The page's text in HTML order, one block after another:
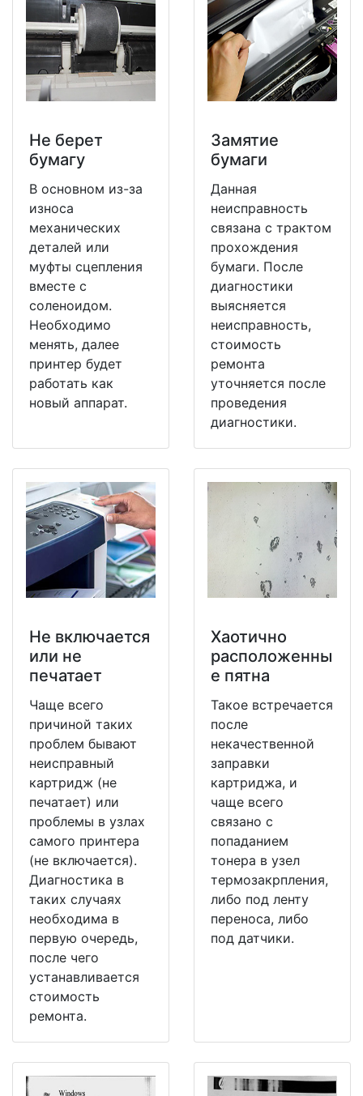
Не берет
бумагу
В основном из-за
износа
механических
деталей или
муфты сцепления
вместе с
соленоидом.
Необходимо
менять, далее
принтер будет
работать как
новый аппарат.
Замятие
бумаги
Данная
неисправность
связана с трактом
прохождения
бумаги. После
диагностики
выясняется
неисправность,
стоимость
ремонта
уточняется после
проведения
диагностики.
Не включается
или не
печатает
Чаще всего
причиной таких
проблем бывают
неисправный
картридж (не
печатает) или
проблемы в узлах
самого принтера
(не включается).
Диагностика в
таких случаях
необходима в
первую очередь,
после чего
устанавливается
стоимость
ремонта.
Хаотично
расположенны
е пятна
Такое встречается
после
некачественной
заправки
картриджа, и
чаще всего
связано с
попаданием
тонера в узел
термозакрпления,
либо под ленту
переноса, либо
под датчики.